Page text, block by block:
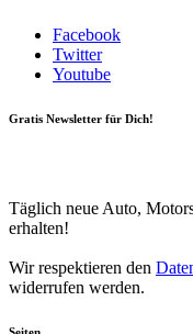
Facebook
Twitter
Youtube
Gratis Newsletter für Dich!
Täglich neue Auto,
erhalten!
Wir respektieren den
widerrufen werden.